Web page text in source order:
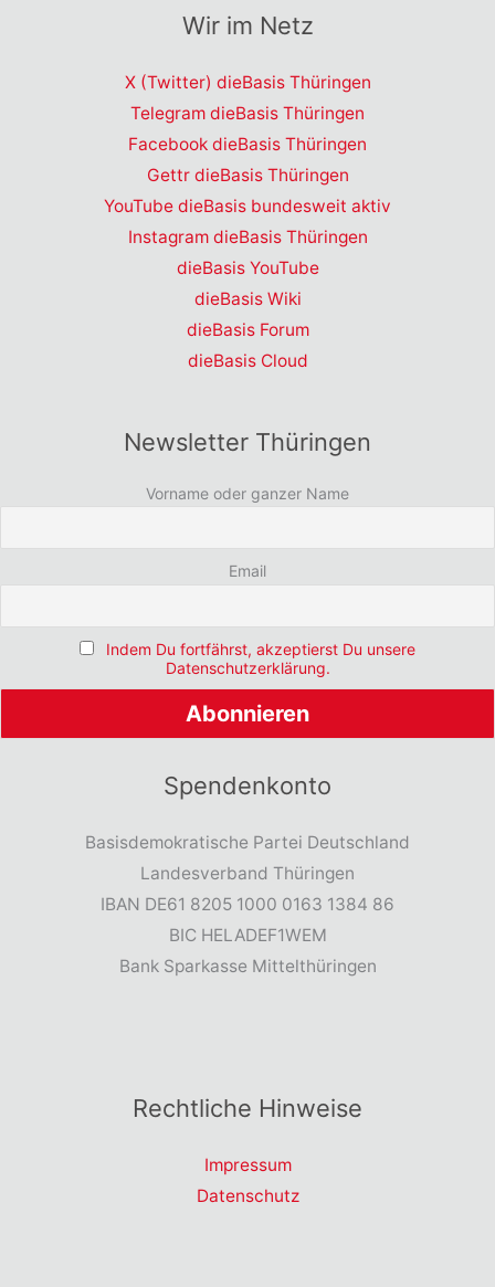
Wir im Netz
X (Twitter) dieBasis Thüringen
Telegram dieBasis Thüringen
Facebook dieBasis Thüringen
Gettr dieBasis Thüringen
YouTube dieBasis bundesweit aktiv
Instagram dieBasis Thüringen
dieBasis YouTube
dieBasis Wiki
dieBasis Forum
dieBasis Cloud
Newsletter Thüringen
Vorname oder ganzer Name
Email
Indem Du fortfährst, akzeptierst Du unsere
Datenschutzerklärung.
Spendenkonto
Basisdemokratische Partei Deutschland
Landesverband Thüringen
IBAN DE61 8205 1000 0163 1384 86
BIC HELADEF1WEM
Bank Sparkasse Mittelthüringen
Rechtliche Hinweise
Impressum
Datenschutz